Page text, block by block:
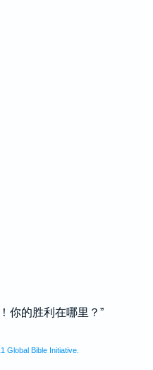
你的胜利在哪里？”
Global Bible Initiative.